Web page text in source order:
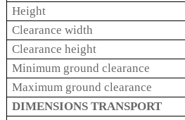
Height
Clearance width
Clearance height
Minimum ground clearance
Maximum ground clearance
DIMENSIONS TRANSPORT